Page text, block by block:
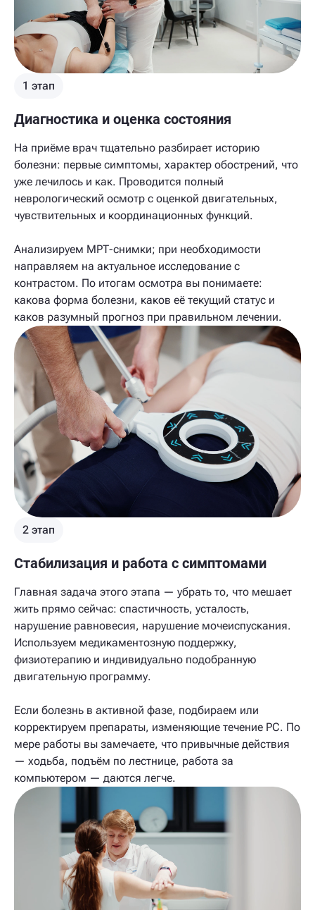
1 этап
Диагностика и оценка состояния
На приёме врач тщательно разбирает историю
болезни: первые симптомы, характер обострений, что
уже лечилось и как. Проводится полный
неврологический осмотр с оценкой двигательных,
чувствительных и координационных функций.
Анализируем МРТ-снимки; при необходимости
направляем на актуальное исследование с
контрастом. По итогам осмотра вы понимаете:
какова форма болезни, каков её текущий статус и
каков разумный прогноз при правильном лечении.
2 этап
Стабилизация и работа с симптомами
Главная задача этого этапа — убрать то, что мешает
жить прямо сейчас: спастичность, усталость,
нарушение равновесия, нарушение мочеиспускания.
Используем медикаментозную поддержку,
физиотерапию и индивидуально подобранную
двигательную программу.
Если болезнь в активной фазе, подбираем или
корректируем препараты, изменяющие течение РС. По
мере работы вы замечаете, что привычные действия
— ходьба, подъём по лестнице, работа за
компьютером — даются легче.